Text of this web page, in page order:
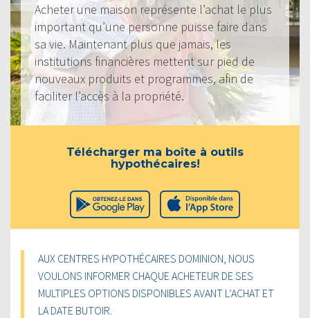
Acheter une maison représente l’achat le plus
important qu’une personne puisse faire dans
sa vie. Maintenant plus que jamais, les
institutions financières mettent sur pied de
nouveaux produits et programmes, afin de
faciliter l’accès à la propriété.
Télécharger ma boîte à outils
hypothécaires!
AUX CENTRES HYPOTHÉCAIRES DOMINION, NOUS
VOULONS INFORMER CHAQUE ACHETEUR DE SES
MULTIPLES OPTIONS DISPONIBLES AVANT L’ACHAT ET
LA DATE BUTOIR.